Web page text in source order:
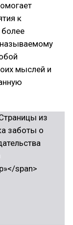
к
мыслей и